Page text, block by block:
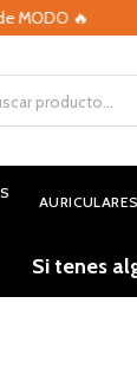
MODO 🔥
AURICULARES
Si tenes